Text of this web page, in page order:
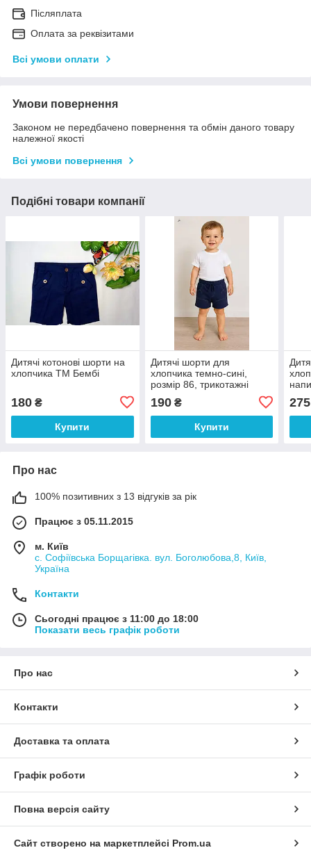
Післяплата
Оплата за реквізитами
Всі умови оплати
Умови повернення
Законом не передбачено повернення та обмін даного товару
належної якості
Всі умови повернення
Подібні товари компанії
Дитячі котонові шорти на
хлопчика ТМ Бембі
180 ₴
Купити
Дитячі шорти для
хлопчика темно-сині,
розмір 86, трикотажні
190₴
Купити
275
Про нас
100% позитивних з 13 відгуків за рік
Працює з 05.11.2015
м. Київ
с. Софіївська Борщагівка. вул. Боголюбова,8, Київ,
Україна
Контакти
Сьогодні працює з 11:00 до 18:00
Показати весь графік роботи
Про нас
Контакти
Доставка та оплата
Графік роботи
Повна версія сайту
Сайт створено на маркетплейсі Prom.ua